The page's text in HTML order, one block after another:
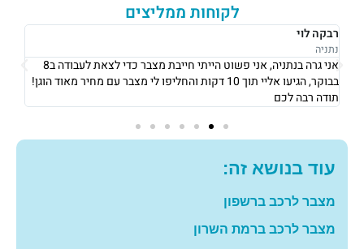
לקוחות ממליצים
רבקה לוי
נתניה
אני גרה בנתניה, אני פשוט הייתי חייבת מצבר כדי לצאת לעבודה ב8
בבוקר, הגיעו אליי תוך 10 דקות והחליפו לי מצבר עם מחיר מאוד הוגן!
תודה רבה לכם
עוד בנושא זה:
מצבר לרכב ברשפון
מצבר לרכב ברמת השרון